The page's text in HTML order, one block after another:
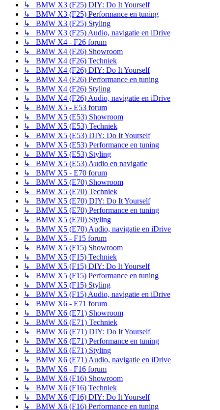
↳ BMW X3 (F25) DIY: Do It Yourself
↳ BMW X3 (F25) Performance en tuning
↳ BMW X3 (F25) Styling
↳ BMW X3 (F25) Audio, navigatie en iDrive
↳ BMW X4 - F26 forum
↳ BMW X4 (F26) Showroom
↳ BMW X4 (F26) Techniek
↳ BMW X4 (F26) DIY: Do It Yourself
↳ BMW X4 (F26) Performance en tuning
↳ BMW X4 (F26) Styling
↳ BMW X4 (F26) Audio, navigatie en iDrive
↳ BMW X5 - E53 forum
↳ BMW X5 (E53) Showroom
↳ BMW X5 (E53) Techniek
↳ BMW X5 (E53) DIY: Do It Yourself
↳ BMW X5 (E53) Performance en tuning
↳ BMW X5 (E53) Styling
↳ BMW X5 (E53) Audio en navigatie
↳ BMW X5 - E70 forum
↳ BMW X5 (E70) Showroom
↳ BMW X5 (E70) Techniek
↳ BMW X5 (E70) DIY: Do It Yourself
↳ BMW X5 (E70) Performance en tuning
↳ BMW X5 (E70) Styling
↳ BMW X5 (E70) Audio, navigatie en iDrive
↳ BMW X5 - F15 forum
↳ BMW X5 (F15) Showroom
↳ BMW X5 (F15) Techniek
↳ BMW X5 (F15) DIY: Do It Yourself
↳ BMW X5 (F15) Performance en tuning
↳ BMW X5 (F15) Styling
↳ BMW X5 (F15) Audio, navigatie en iDrive
↳ BMW X6 - E71 forum
↳ BMW X6 (E71) Showroom
↳ BMW X6 (E71) Techniek
↳ BMW X6 (E71) DIY: Do It Yourself
↳ BMW X6 (E71) Performance en tuning
↳ BMW X6 (E71) Styling
↳ BMW X6 (E71) Audio, navigatie en iDrive
↳ BMW X6 - F16 forum
↳ BMW X6 (F16) Showroom
↳ BMW X6 (F16) Techniek
↳ BMW X6 (F16) DIY: Do It Yourself
↳ BMW X6 (F16) Performance en tuning